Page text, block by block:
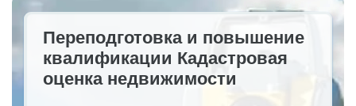
Переподготовка и повышение
квалификации Кадастровая
оценка недвижимости